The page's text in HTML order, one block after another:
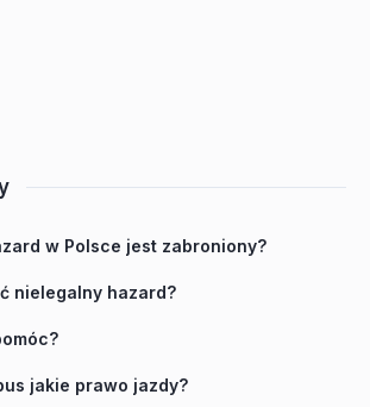
w Polsce jest zabroniony?
nielegalny hazard?
jakie prawo jazdy?